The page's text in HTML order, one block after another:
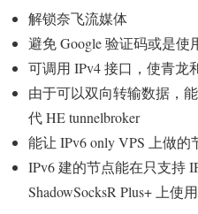
解锁奈飞流媒体
避免 Google 验证码或是使
可调用 IPv4 接口，使青龙
由于可以双向转输数据，
代 HE tunnelbroker
能让 IPv6 only VPS 上做的
IPv6 建的节点能在只支持
ShadowSocksR Plus+ 上使用